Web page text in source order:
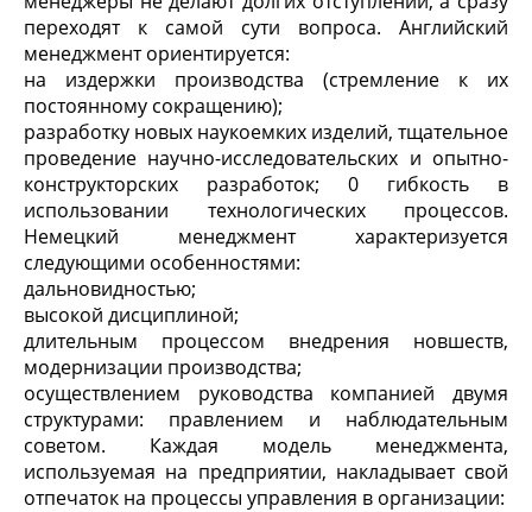
переходят к самой сути вопроса. Английский
менеджмент ориентируется:
на издержки производства (стремление к их
постоянному сокращению);
разработку новых наукоемких изделий, тщательное
проведение научно-исследовательских и опытно-
конструкторских разработок; 0 гибкость в
использовании технологических процессов.
Немецкий менеджмент характеризуется
следующими особенностями:
дальновидностью;
высокой дисциплиной;
длительным процессом внедрения новшеств,
модернизации производства;
осуществлением руководства компанией двумя
структурами: правлением и наблюдательным
советом. Каждая модель менеджмента,
используемая на предприятии, накладывает свой
отпечаток на процессы управления в организации: